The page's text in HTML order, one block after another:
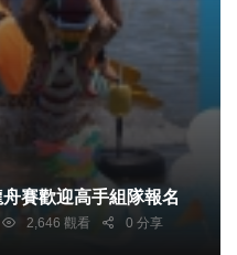
端午龍舟賽歡迎高手組隊報名
2,646 觀看 0 分享